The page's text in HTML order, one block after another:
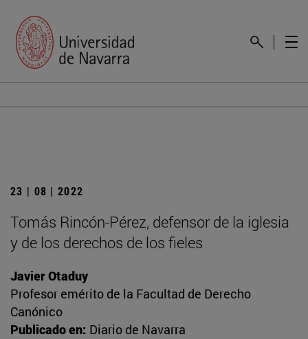
23 | 08 | 2022
Tomás Rincón-Pérez, defensor de la iglesia
y de los derechos de los fieles
Javier Otaduy
Profesor emérito de la Facultad de Derecho
Canónico
Publicado en: Diario de Navarra